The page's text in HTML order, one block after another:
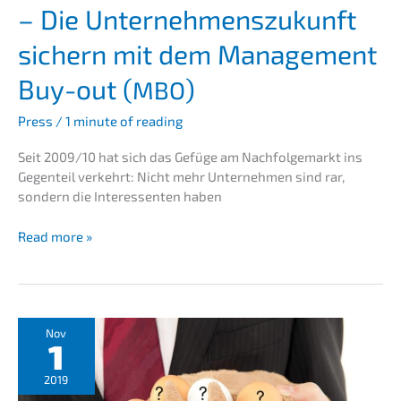
– Die Unter­neh­mens­zu­kunft
sichern mit dem Manage­ment
Buy-out (MBO)
Press / 1 minute of reading
Seit 2009/10 hat sich das Gefüge am Nachfol­ge­markt ins
Gegen­teil verkehrt: Nicht mehr Unter­neh­men sind rar,
sondern die Inter­es­sen­ten haben
Unter­
on
03/2020
Unter­
Read more »
Nov
1
2019